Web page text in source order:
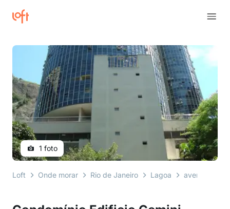
1 foto
Loft Onde morar Rio de Janeiro Lagoa avenida